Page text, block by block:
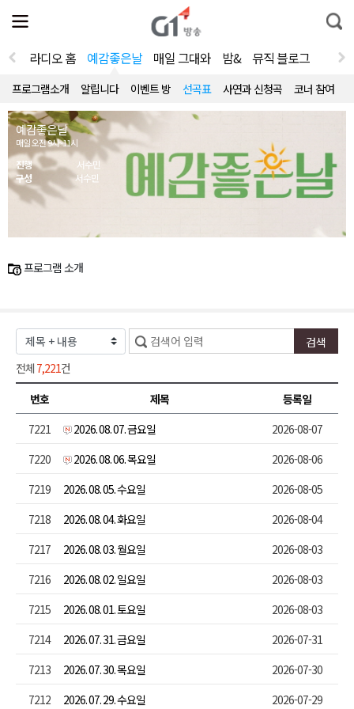
전
체
뉴
열
통
합
라디오 홈 예감좋은날 매일 그대와 밤& 뮤직 블로그
프로그램소개 알립니다 이벤트 방 선곡표 사연과 신청곡 코너 참여
예감좋은날
매일 오전 9시~11시
진행
서수민
구성
서수민
프로그램 소개
전체 7,221건
번호
제목
등록일
7221
2026. 08. 07. 금요일
2026-08-07
7220
2026. 08. 06. 목요일
2026-08-06
7219
2026. 08. 05. 수요일
2026-08-05
7218
2026. 08. 04. 화요일
2026-08-04
7217
2026. 08. 03. 월요일
2026-08-03
7216
2026. 08. 02. 일요일
2026-08-03
7215
2026. 08. 01. 토요일
2026-08-03
7214
2026. 07. 31. 금요일
2026-07-31
7213
2026. 07. 30. 목요일
2026-07-30
7212
2026. 07. 29. 수요일 2026-07-29